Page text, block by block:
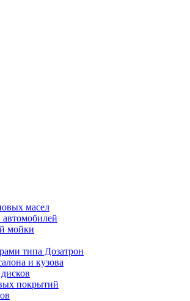
масел
мойки
типа Дозатрон
и кузова
покрытий